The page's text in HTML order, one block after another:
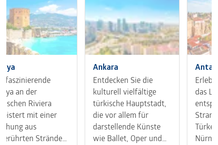
faszinierende
an der
Riviera
mit einer
aus
Stränden,
Ankara
Entdecken Sie die
kulturell vielfältige
türkische Hauptstadt,
die vor allem für
darstellende Künste
wie Ballet, Oper und
das